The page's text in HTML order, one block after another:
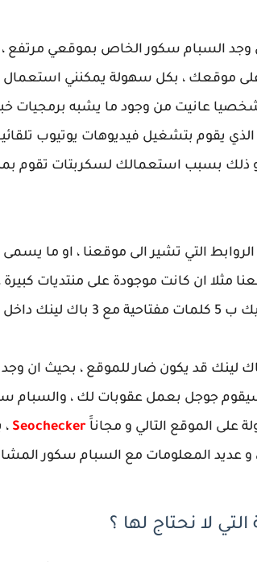
وجد السبام سكور الخاص بموقعي مرتفع
على موقعك ، بكل سهولة يمكنني استعمال
يقوم بتشغيل فيديوهات يوتيوب
بسبب استعمالك لسكربتات تقوم
التي تشير الى موقعنا ، او ما يسمى
مثلا ان كانت موجودة على منتديات
موقعك كثيرا .
لينك قد يكون ضار للموقع ، بحيث ان
جوجل بعمل عقوبات لك ، والسبام
الموقع التالي و مجاناََ Seochecker
التي لا نحتاج لها ؟